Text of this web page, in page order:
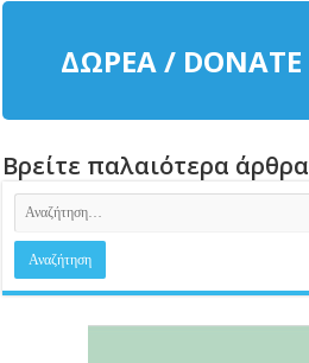
ΔΩΡΕΑ / DONATE
Βρείτε παλαιότερα άρθρα